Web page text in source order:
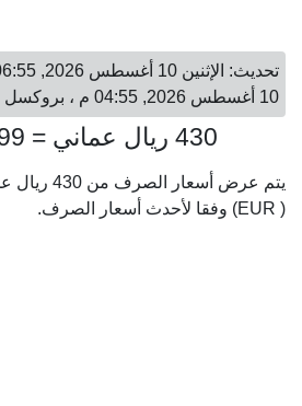
10 أغسطس 2026, 04:55 م ، بروكسل
430 ريال عماني = 967.99 يورو
( EUR) وفقا لأحدث أسعار الصرف.